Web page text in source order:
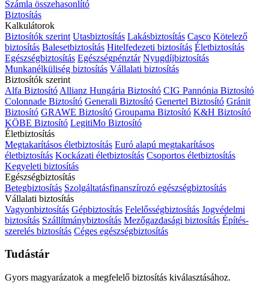
Számla összehasonlító
Biztosítás
Kalkulátorok
Biztosítók szerint Utasbiztosítás Lakásbiztosítás Casco Kötelező
biztosítás Balesetbiztosítás Hitelfedezeti biztosítás Életbiztosítás
Egészségbiztosítás Egészségpénztár Nyugdíjbiztosítás
Munkanélküliség biztosítás Vállalati biztosítás
Biztosítók szerint
Alfa Biztosító Allianz Hungária Biztosító CIG Pannónia Biztosító
Colonnade Biztosító Generali Biztosító Genertel Biztosító Gránit
Biztosító GRAWE Biztosító Groupama Biztosító K&H Biztosító
KÖBE Biztosító LegitiMo Biztosító
Életbiztosítás
Megtakarításos életbiztosítás Euró alapú megtakarításos
életbiztosítás Kockázati életbiztosítás Csoportos életbiztosítás
Kegyeleti biztosítás
Egészségbiztosítás
Betegbiztosítás Szolgáltatásfinanszírozó egészségbiztosítás
Vállalati biztosítás
Vagyonbiztosítás Gépbiztosítás Felelősségbiztosítás Jogvédelmi
biztosítás Szállítmánybiztosítás Mezőgazdasági biztosítás Építés-
szerelés biztosítás Céges egészségbiztosítás
Tudástár
Gyors magyarázatok a megfelelő biztosítás kiválasztásához.